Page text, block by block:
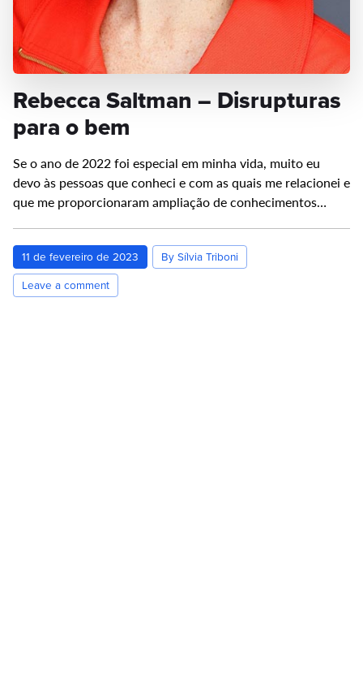
Rebecca Saltman – Disrupturas
para o bem
Se o ano de 2022 foi especial em minha vida, muito eu
devo às pessoas que conheci e com as quais me relacionei e
que me proporcionaram ampliação de conhecimentos…
11 de fevereiro de 2023
By Sílvia Triboni
Leave a comment